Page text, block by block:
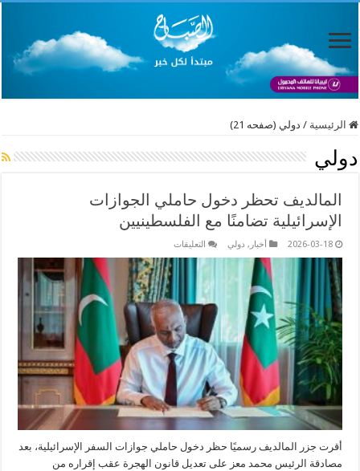
الرئيسية / دولي (صفحه 21)
دولي
المالديف تحظر دخول حاملي الجوازات
الإسرائيلية تضامنًا مع الفلسطينيين
2026-03-18 أخبار , دولي التعليقات
تحظر
دخول
حاملي
الجوازات
الإسرائيلية
تضامنًا
مع
الفلسطينيين
مغلقة
أقرت جزر المالديف رسميًا حظر دخول حاملي جوازات السفر الإسرائيلية، بعد
مصادقة الرئيس محمد معز على تعديل قانون الهجرة عقب إقراره من